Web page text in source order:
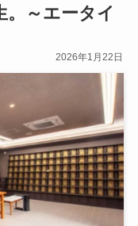
。～エータイ
2026年1月22日